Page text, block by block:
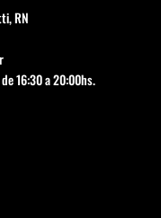
RN
16:30 a 20:00hs.